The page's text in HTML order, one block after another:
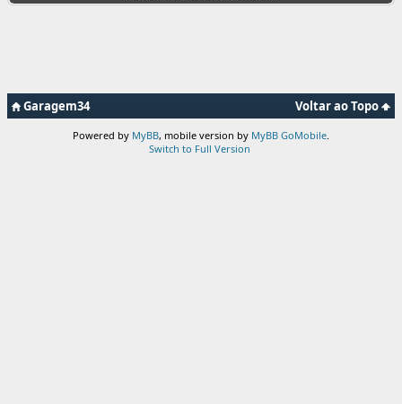
Voltar ao Topo
Garagem34
Powered by MyBB, mobile version by MyBB GoMobile
Switch to Full Version